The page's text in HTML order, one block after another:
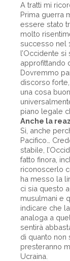
A tratti mi
Prima guerra
essere stato
molto
successo nel
l’Occidente
approfittando
Dovremmo
discorso
una cosa
piano legale
Anche la
Sì, anche
Pacifico…
stabile,
fatto finora,
riconoscerlo
ha messo la
ci sia questo
musulmani e
indicare che
analoga a
sentirà
di quanto non
presteranno
Ucraina.